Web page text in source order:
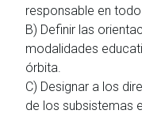
responsable en
B) Definir las
modalidades
órbita.
C) Designar a los
de los subsistemas